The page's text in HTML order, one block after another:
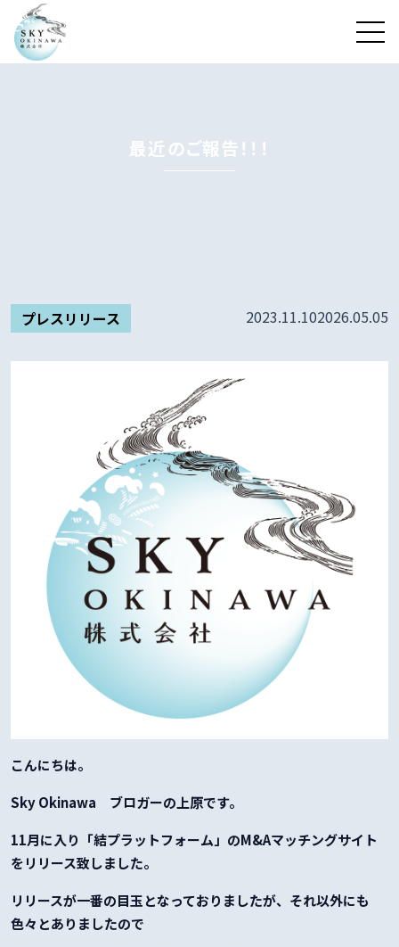
最近のご報告！！！
プレスリリース 2023.11.102026.05.05
こんにちは。
Sky Okinawa ブロガーの上原です。
11月に入り「結プラットフォーム」のM&Aマッチングサイト
をリリース致しました。
リリースが一番の目玉となっておりましたが、それ以外にも
色々とありましたので